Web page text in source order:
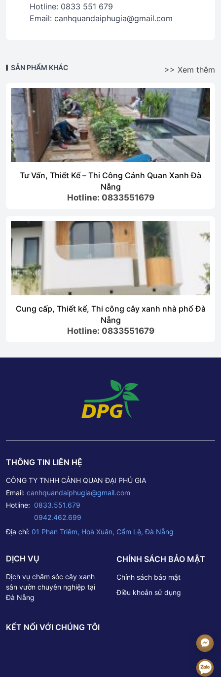
Hotline: 0833 551 679
Email: canhquandaiphugia@gmail.com
SẢN PHẨM KHÁC >> Xem thêm
Tư Vấn, Thiết Kế – Thi Công Cảnh Quan Xanh Đà
Nẵng
Hotline: 0833551679
Cung cấp, Thiết kế, Thi công cây xanh nhà phố Đà
Nẵng
Hotline: 0833551679
THÔNG TIN LIÊN HỆ
CÔNG TY TNHH CẢNH QUAN ĐẠI PHÚ GIA
Email: canhquandaiphugia@gmail.com
Hotline: 0833.551.679
0942.462.699
Địa chỉ: 01 Phan Triêm, Hoà Xuân, Cẩm Lệ, Đà Nẵng
DỊCH VỤ
Dịch vụ chăm sóc cây xanh
sân vườn chuyên nghiệp tại
Đà Nẵng
CHÍNH SÁCH BẢO MẬT
Chính sách bảo mật
Điều khoản sử dụng
KẾT NỐI VỚI CHÚNG TÔI